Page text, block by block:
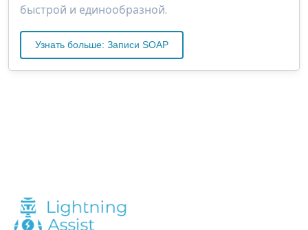
быстрой и единообразной.
Узнать больше: Записи SOAP